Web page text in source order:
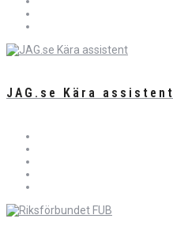
JAG.se Kära assistent